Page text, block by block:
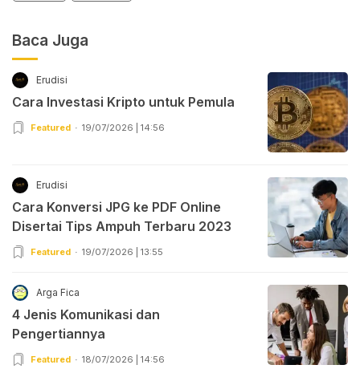
Baca Juga
Erudisi
Cara Investasi Kripto untuk Pemula
Featured 19/07/2026 | 14:56
Erudisi
Cara Konversi JPG ke PDF Online
Disertai Tips Ampuh Terbaru 2023
Featured 19/07/2026 | 13:55
Arga Fica
4 Jenis Komunikasi dan
Pengertiannya
Featured 18/07/2026 | 14:56